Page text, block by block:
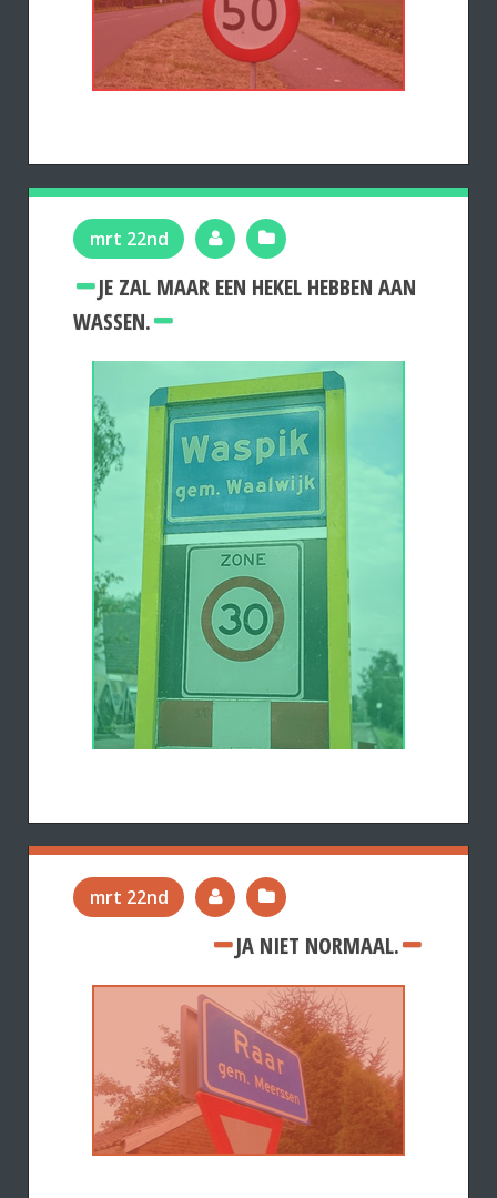
mrt 22nd
JE ZAL MAAR EEN HEKEL HEBBEN AAN
WASSEN.
mrt 22nd
JA NIET NORMAAL.